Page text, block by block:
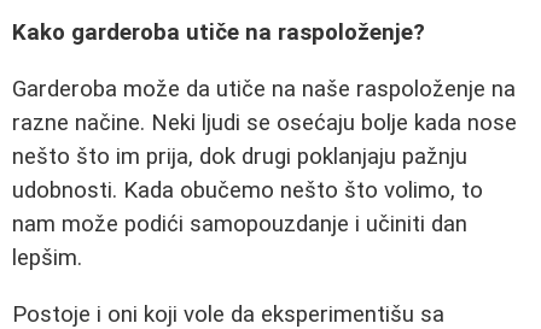
Kako garderoba utiče na raspoloženje?
Garderoba može da utiče na naše raspoloženje na
razne načine. Neki ljudi se osećaju bolje kada nose
nešto što im prija, dok drugi poklanjaju pažnju
udobnosti. Kada obučemo nešto što volimo, to
nam može podići samopouzdanje i učiniti dan
lepšim.
Postoje i oni koji vole da eksperimentišu sa